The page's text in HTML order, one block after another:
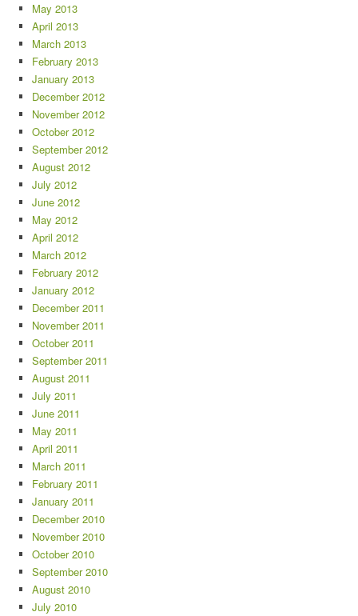
May 2013
April 2013
March 2013
February 2013
January 2013
December 2012
November 2012
October 2012
September 2012
August 2012
July 2012
June 2012
May 2012
April 2012
March 2012
February 2012
January 2012
December 2011
November 2011
October 2011
September 2011
August 2011
July 2011
June 2011
May 2011
April 2011
March 2011
February 2011
January 2011
December 2010
November 2010
October 2010
September 2010
August 2010
July 2010